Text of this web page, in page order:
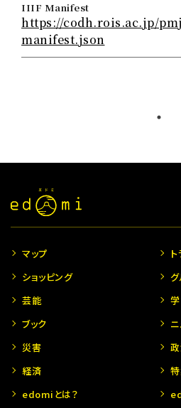
IIIF Manifest
https://codh.rois.ac.jp/
manifest.json
マップ
ショッピング
芸能
ブック
災害
経済
edomiとは？